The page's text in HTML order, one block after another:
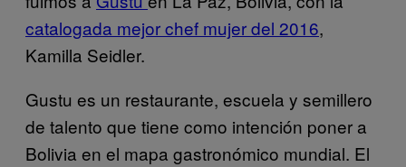
catalogada mejor chef mujer del 2016,
Kamilla Seidler.
Gustu es un restaurante, escuela y semillero
de talento que tiene como intención poner a
Bolivia en el mapa gastronómico mundial. El